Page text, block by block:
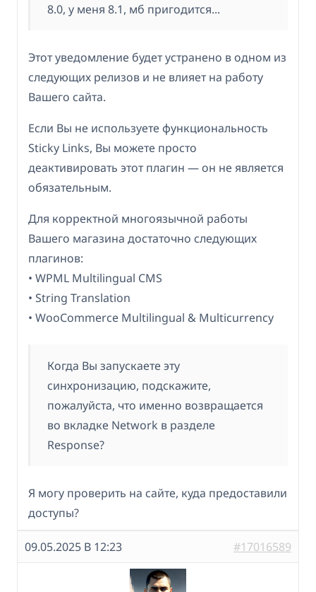
8.0, у меня 8.1, мб пригодится...
Этот уведомление будет устранено в одном из
следующих релизов и не влияет на работу
Вашего сайта.
Если Вы не используете функциональность
Sticky Links, Вы можете просто
деактивировать этот плагин — он не является
обязательным.
Для корректной многоязычной работы
Вашего магазина достаточно следующих
плагинов:
• WPML Multilingual CMS
• String Translation
• WooCommerce Multilingual & Multicurrency
Когда Вы запускаете эту
синхронизацию, подскажите,
пожалуйста, что именно возвращается
во вкладке Network в разделе
Response?
Я могу проверить на сайте, куда предоставили
доступы?
09.05.2025 В 12:23 #17016589